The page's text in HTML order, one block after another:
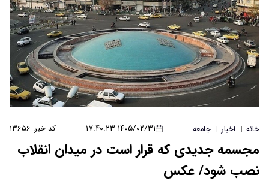
خانه | اخبار | جامعه ۱۴۰۵/۰۲/۳۱ ۱۷:۴۰:۲۳ کد خبر: ۱۳۶۵۶
مجسمه جدیدی که قرار است در میدان انقلاب
نصب شود/ عکس